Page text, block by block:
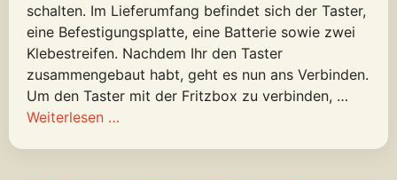
schalten. Im Lieferumfang befindet sich der Taster,
eine Befestigungsplatte, eine Batterie sowie zwei
Klebestreifen. Nachdem Ihr den Taster
zusammengebaut habt, geht es nun ans Verbinden.
Um den Taster mit der Fritzbox zu verbinden, …
Weiterlesen …